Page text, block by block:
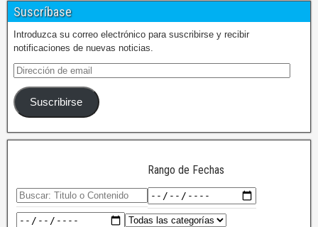
Suscríbase
Introduzca su correo electrónico para suscribirse y recibir
notificaciones de nuevas noticias.
Suscribirse
Rango de Fechas